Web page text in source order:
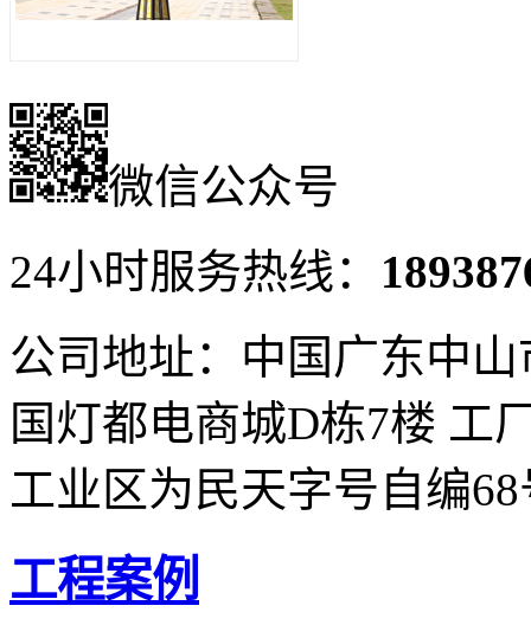
微信公众号
24小时服务热线：
公司地址：中国广东中
国灯都电商城D栋7楼 工
工业区为民天字号自编68
工程案例